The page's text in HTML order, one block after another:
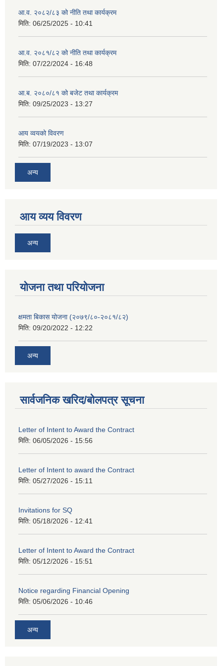
आ.व. २०८२/८३ को नीति तथा कार्यक्रम
मिति: 06/25/2025 - 10:41
आ.व. २०८१/८२ को नीति तथा कार्यक्रम
मिति: 07/22/2024 - 16:48
आ.ब. २०८०/८१ को बजेट तथा कार्यक्रम
मिति: 09/25/2023 - 13:27
आय व्वयको विवरण
मिति: 07/19/2023 - 13:07
अन्य
आय व्यय विवरण
अन्य
याेजना तथा परियाेजना
क्षमता बिकास योजना (२०७९/८०-२०८१/८२)
मिति: 09/20/2022 - 12:22
अन्य
सार्वजनिक खरिद/बोलपत्र सूचना
Letter of Intent to Award the Contract
मिति: 06/05/2026 - 15:56
Letter of Intent to award the Contract
मिति: 05/27/2026 - 15:11
Invitations for SQ
मिति: 05/18/2026 - 12:41
Letter of Intent to Award the Contract
मिति: 05/12/2026 - 15:51
Notice regarding Financial Opening
मिति: 05/06/2026 - 10:46
अन्य